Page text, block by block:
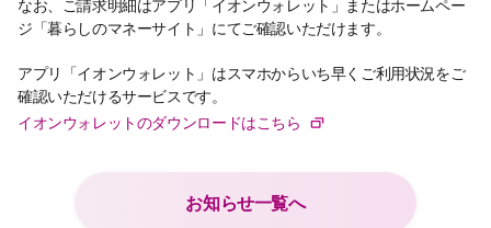
なお、ご請求明細はアプリ「イオンウォレット」またはホームペー
ジ「暮らしのマネーサイト」にてご確認いただけます。
アプリ「イオンウォレット」はスマホからいち早くご利用状況をご
確認いただけるサービスです。
イオンウォレットのダウンロードはこちら
お知らせ一覧へ